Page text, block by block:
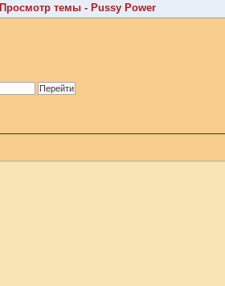
Просмотр темы - Pussy Power